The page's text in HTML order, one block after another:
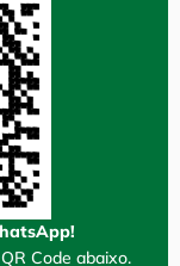
Code abaixo.